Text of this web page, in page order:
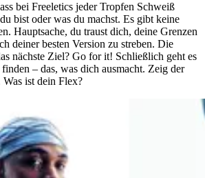
bei Freeletics jeder Tropfen Schweiß
bist oder was du machst. Es gibt keine
Hauptsache, du traust dich, deine Grenzen
deiner besten Version zu streben. Die
nächste Ziel? Go for it! Schließlich geht es
– das, was dich ausmacht. Zeig der
ist dein Flex?